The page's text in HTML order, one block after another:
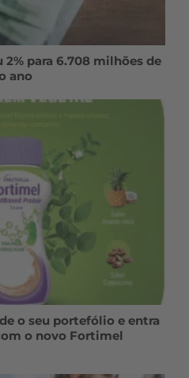
para 6.708 milhões de
ano
o seu portefólio e entra
o novo Fortimel